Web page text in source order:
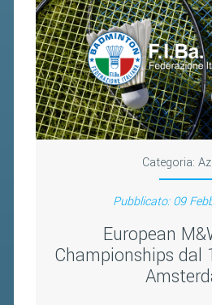
Categoria:
Pubblicato: 09
European
Championships dal
2019
2018